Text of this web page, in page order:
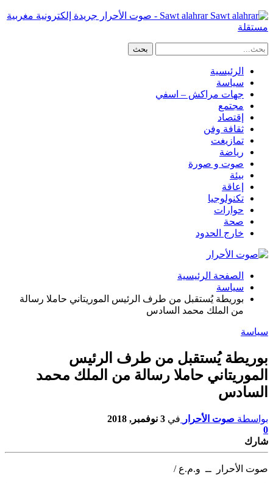
Sawt alahrar - صوت الأحرار جريدة إلكترونية مغربية
مستقلة
الرئيسية
سياسة
جهات مراكش – اسفي
مجتمع
إقتصاد
ثقافة وفن
تمازيغت
رياضة
صوت و صورة
بيئة
إعاقة
تكنولوجيا
حوارات
صحة
خارج الحدود
الصفحة الرئيسية
سياسة
بوريطة يُستقبل من طرف الرئيس الموريتاني حاملا رسالة
من الملك محمد السادس
سياسة
بوريطة يُستقبل من طرف الرئيس
الموريتاني حاملا رسالة من الملك محمد
السادس
بواسطة صوت الأحرار في 3 نوفمبر, 2018
0
شارك
صوت الأحرار ــ و.م.ع /